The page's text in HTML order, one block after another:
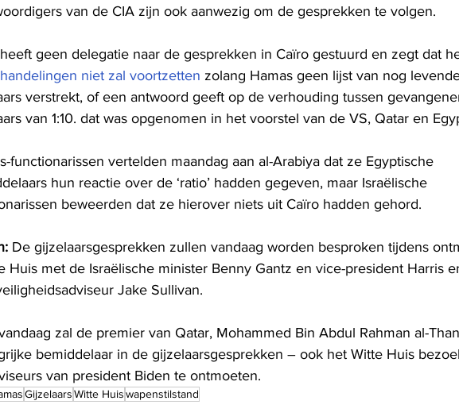
van de CIA zijn ook aanwezig om de gesprekken te volgen.
geen delegatie naar de gesprekken in Caïro gestuurd en zegt dat
niet zal voortzetten zolang Hamas geen lijst van nog
verstrekt, of een antwoord geeft op de verhouding tussen
van 1:10. dat was opgenomen in het voorstel van de VS, Qatar en
functionarissen vertelden maandag aan al-Arabiya dat ze Egyptische
hun reactie over de ‘ratio’ hadden gegeven, maar Israëlische
beweerden dat ze hierover niets uit Caïro hadden gehord.
De gijzelaarsgesprekken zullen vandaag worden besproken tijdens
Huis met de Israëlische minister Benny Gantz en vice-president Harris
Jake Sullivan.
zal de premier van Qatar, Mohammed Bin Abdul Rahman al-
bemiddelaar in de gijzelaarsgesprekken – ook het Witte Huis
van president Biden te ontmoeten.
GijzelaarsWitte Huiswapenstilstand